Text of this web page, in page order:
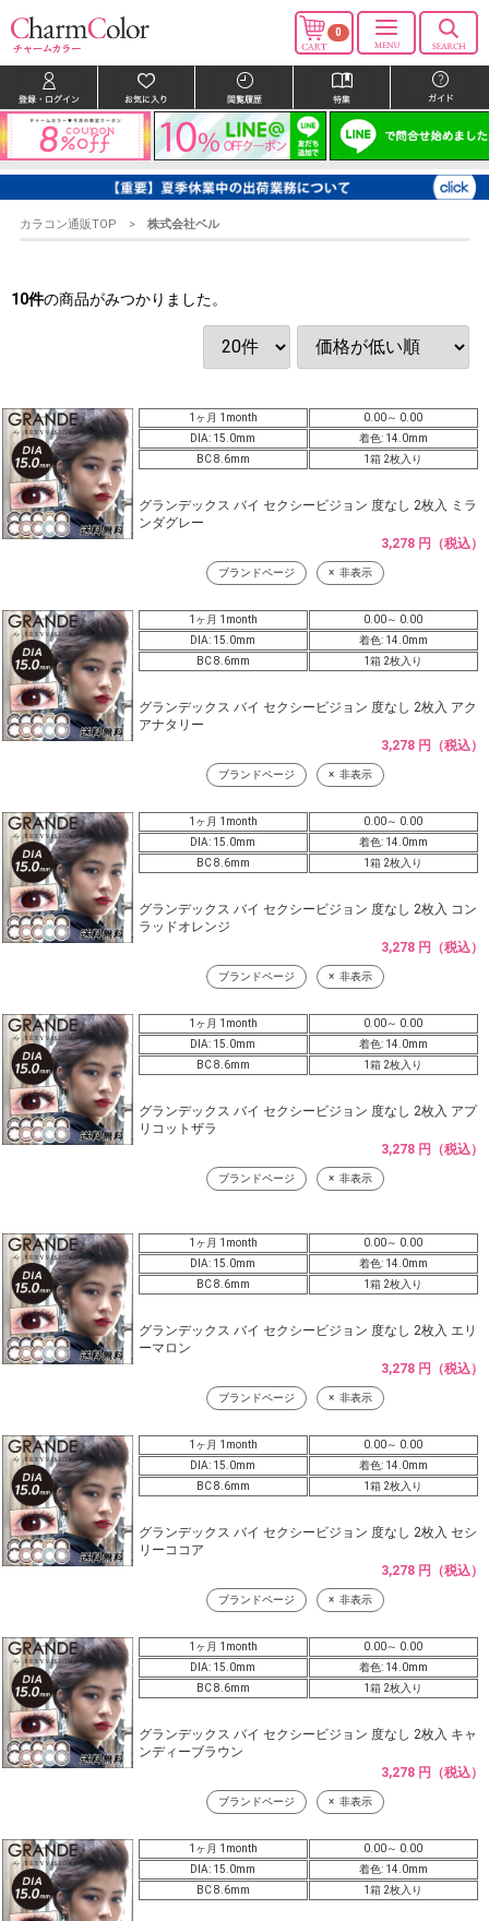
0
カラコン通販TOP 株式会社ベル
10件の商品がみつかりました。
1ヶ月 1month
0.00～ 0.00
DIA: 15.0mm
着色: 14.0mm
BC 8.6mm
1箱 2枚入り
グランデックス バイ セクシービジョン 度なし 2枚入 ミラ
ンダグレー
3,278 円（税込）
ブランドページ 非表示
1ヶ月 1month
0.00～ 0.00
DIA: 15.0mm
着色: 14.0mm
BC 8.6mm
1箱 2枚入り
グランデックス バイ セクシービジョン 度なし 2枚入 アク
アナタリー
3,278 円（税込）
ブランドページ 非表示
1ヶ月 1month
0.00～ 0.00
DIA: 15.0mm
着色: 14.0mm
BC 8.6mm
1箱 2枚入り
グランデックス バイ セクシービジョン 度なし 2枚入 コン
ラッドオレンジ
3,278 円（税込）
ブランドページ 非表示
1ヶ月 1month
0.00～ 0.00
DIA: 15.0mm
着色: 14.0mm
BC 8.6mm
1箱 2枚入り
グランデックス バイ セクシービジョン 度なし 2枚入 アプ
リコットザラ
3,278 円（税込）
ブランドページ 非表示
1ヶ月 1month
0.00～ 0.00
DIA: 15.0mm
着色: 14.0mm
BC 8.6mm
1箱 2枚入り
グランデックス バイ セクシービジョン 度なし 2枚入 エリ
ーマロン
3,278 円（税込）
ブランドページ 非表示
1ヶ月 1month
0.00～ 0.00
DIA: 15.0mm
着色: 14.0mm
BC 8.6mm
1箱 2枚入り
グランデックス バイ セクシービジョン 度なし 2枚入 セシ
リーココア
3,278 円（税込）
ブランドページ 非表示
1ヶ月 1month
0.00～ 0.00
DIA: 15.0mm
着色: 14.0mm
BC 8.6mm
1箱 2枚入り
グランデックス バイ セクシービジョン 度なし 2枚入 キャ
ンディーブラウン
3,278 円（税込）
ブランドページ 非表示
1ヶ月 1month
0.00～ 0.00
DIA: 15.0mm
着色: 14.0mm
BC 8.6mm
1箱 2枚入り